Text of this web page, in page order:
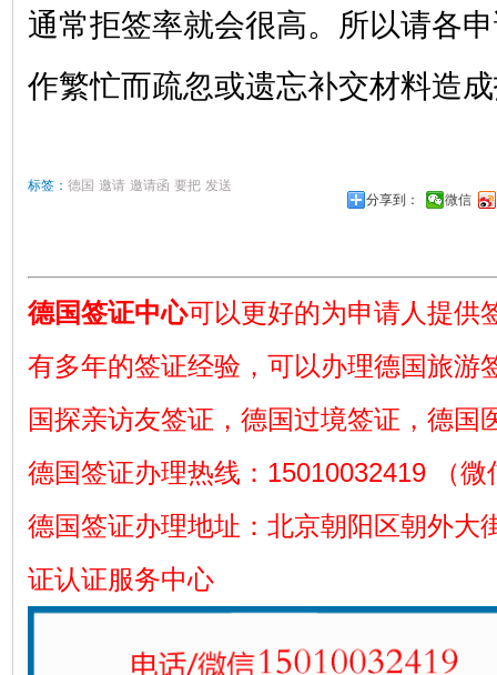
通常拒签率就会很高。所以请各
作繁忙而疏忽或遗忘补交材料造
标签： 德国 邀请 邀请函 要把 发送
分享到：
微信
德国签证中心可以更好的为申请人提供
有多年的签证经验，可以办理德国旅游
国探亲访友签证，德国过境签证，德国
德国签证办理热线：15010032419 （
德国签证办理地址：北京朝阳区朝外大
证认证服务中心